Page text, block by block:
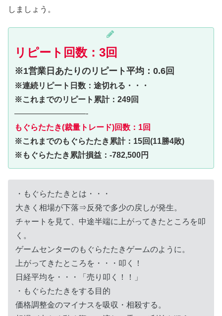
しましょう。
リピート回数：3回
※1営業日あたりのリピート平均：0.6回
※連続リピート日数：途切れる・・・
※これまでのリピート累計：249回
—————————-
もぐらたたき(裁量トレード)回数：1回
※これまでのもぐらたたき累計：15回(11勝4敗)
※もぐらたたき累計損益：-782,500円
・もぐらたたきとは・・・
大きく相場が下落⇒反発で多少の戻しが発生。
チャートを見て、中途半端に上がってきたところを叩
く。
ゲームセンターのもぐらたたきゲームのように。
上がってきたところを・・・叩く！
日経平均を・・・「売り叩く！！」
・もぐらたたきをする目的
価格調整金のマイナスを吸収・相殺する。